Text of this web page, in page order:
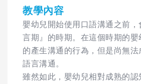
教學內容
嬰幼兒開始使用口語溝通之前，
言期』的時期。在這個時期的嬰
的產生溝通的行為，但是尚無
語言溝通。
雖然如此，嬰幼兒相對成熟的認